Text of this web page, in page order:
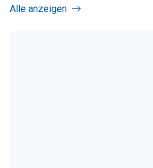
Alle anzeigen